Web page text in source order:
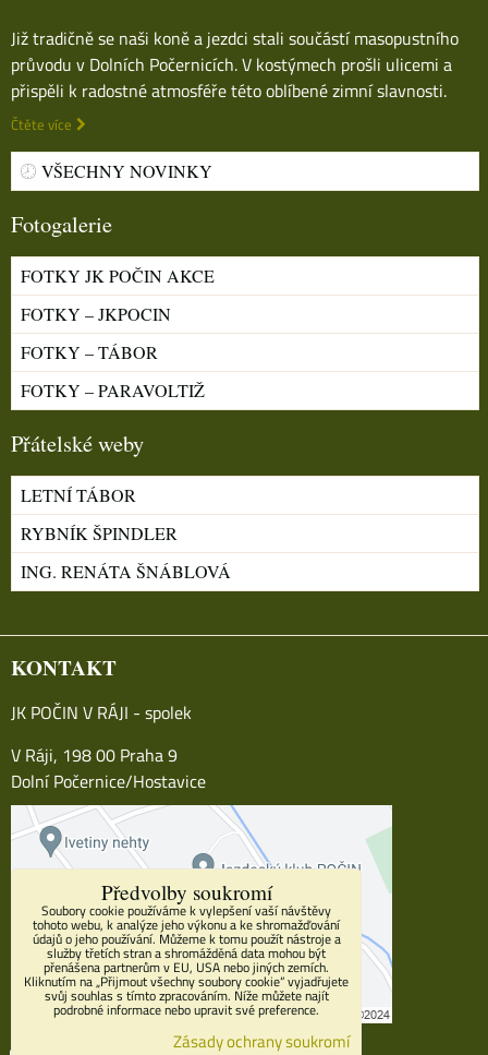
Již tradičně se naši koně a jezdci stali součástí masopustního
průvodu v Dolních Počernicích. V kostýmech prošli ulicemi a
přispěli k radostné atmosféře této oblíbené zimní slavnosti.
Čtěte více
VŠECHNY NOVINKY
Fotogalerie
FOTKY JK POČIN AKCE
FOTKY – JKPOCIN
FOTKY – TÁBOR
FOTKY – PARAVOLTIŽ
Přátelské weby
LETNÍ TÁBOR
RYBNÍK ŠPINDLER
ING. RENÁTA ŠNÁBLOVÁ
KONTAKT
JK POČIN V RÁJI - spolek
V Ráji, 198 00 Praha 9
Dolní Počernice/Hostavice
Předvolby soukromí
Soubory cookie používáme k vylepšení vaší návštěvy
tohoto webu, k analýze jeho výkonu a ke shromažďování
údajů o jeho používání. Můžeme k tomu použít nástroje a
služby třetích stran a shromážděná data mohou být
přenášena partnerům v EU, USA nebo jiných zemích.
Kliknutím na „Přijmout všechny soubory cookie“ vyjadřujete
svůj souhlas s tímto zpracováním. Níže můžete najít
podrobné informace nebo upravit své preference.
Zásady ochrany soukromí